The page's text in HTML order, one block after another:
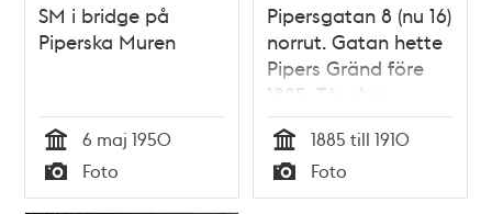
SM i bridge på
Piperska Muren
Tid
6 maj 1950
Typ
Foto
Pipersgatan 8 (nu 16)
norrut. Gatan hette
Pipers Gränd före
1885. T.h. sker
anläggningsarbete
för Kungsklippan
och idag leder
härifrån Piperska
Tid
1885 till 1910
Typ
Foto